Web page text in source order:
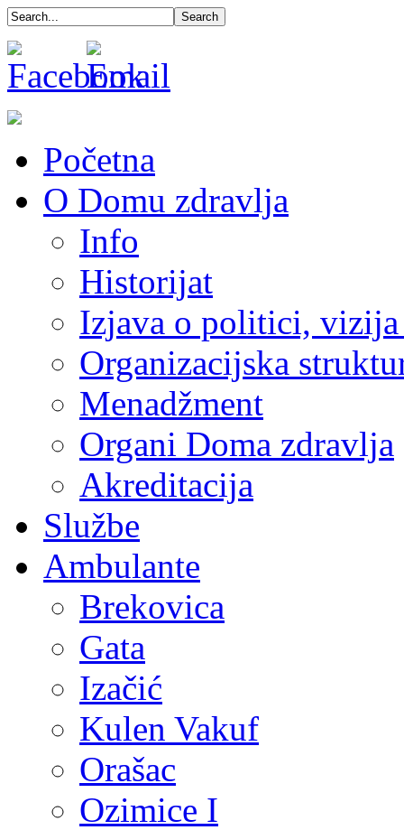
Početna
O Domu zdravlja
Info
Historijat
Izjava o politici,
Organizacijska
Menadžment
Organi Doma zdravlja
Akreditacija
Službe
Ambulante
Brekovica
Gata
Izačić
Kulen Vakuf
Orašac
Ozimice I